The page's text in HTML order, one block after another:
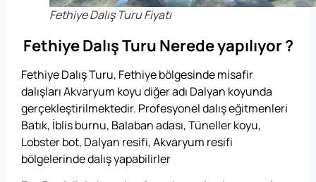
Fethiye Dalış Turu Fiyatı
Fethiye Dalış Turu Nerede yapılıyor ?
Fethiye Dalış Turu, Fethiye bölgesinde misafir
dalışları Akvaryum koyu diğer adı Dalyan koyunda
gerçekleştirilmektedir. Profesyonel dalış eğitmenleri
Batık, İblis burnu, Balaban adası, Tüneller koyu,
Lobster bot, Dalyan resifi, Akvaryum resifi
bölgelerinde dalış yapabilirler